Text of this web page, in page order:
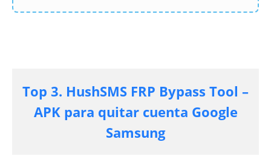
Top 3. HushSMS FRP Bypass Tool –
APK para quitar cuenta Google
Samsung